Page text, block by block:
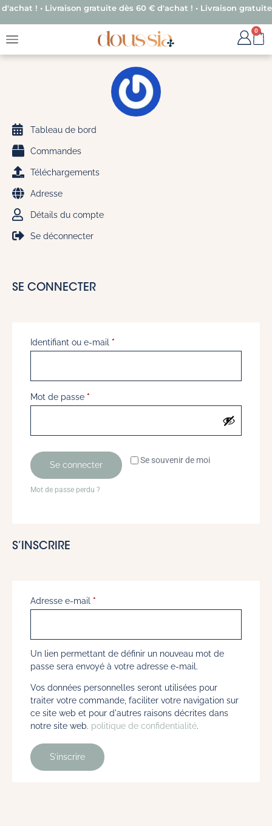
! • Livraison gratuite dès 60 € d'achat ! • Livraison
0
Tableau de bord
Commandes
Téléchargements
Adresse
Détails du compte
Se déconnecter
SE CONNECTER
Identifiant ou e-mail *
Mot de passe *
Se souvenir de moi
Se connecter
Mot de passe perdu ?
S’INSCRIRE
Adresse e-mail *
Un lien permettant de définir un nouveau mot de
passe sera envoyé à votre adresse e-mail.
Vos données personnelles seront utilisées pour
traiter votre commande, faciliter votre navigation sur
ce site web et pour d'autres raisons décrites dans
notre site web. politique de confidentialité.
S’inscrire